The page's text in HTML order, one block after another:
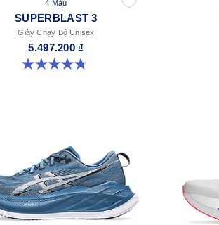
4 Màu
SUPERBLAST 3
Giày Chạy Bộ Unisex
5.497.200 ₫
4.8 trong số 5 sao. 757 đánh giá